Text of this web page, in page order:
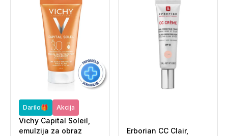
Darilo🎁 Akcija
Vichy Capital Soleil,
emulzija za obraz
Erborian CC Clair,